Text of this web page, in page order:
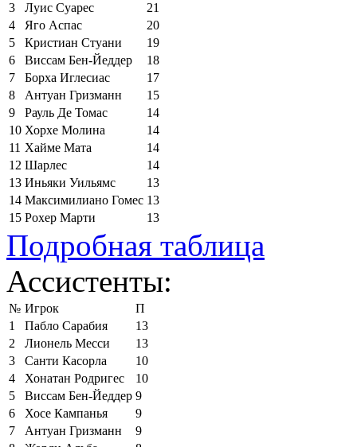
3
Луис Суарес
21
4
Яго Аспас
20
5
Кристиан Стуани
19
6
Виссам Бен-Йеддер
18
7
Борха Иглесиас
17
8
Антуан Гризманн
15
9
Рауль Де Томас
14
10 Хорхе Молина
14
11 Хайме Мата
14
12 Шарлес
14
13 Иньяки Уильямс
13
14 Максимилиано Гомес 13
15 Рохер Марти 13
Подробная таблица
Ассистенты:
№ Игрок
П
1
Пабло Сарабия
13
2
Лионель Месси
13
3
Санти Касорла
10
4
Хонатан Родригес
10
5
Виссам Бен-Йеддер 9
6
Хосе Кампанья
9
7
Антуан Гризманн
9